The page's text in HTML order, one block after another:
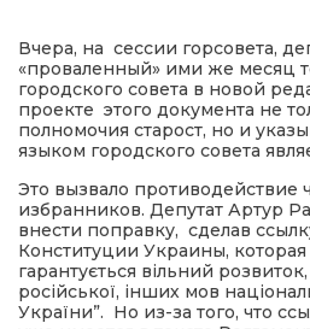
місія
Вчера, на сессии горсовета,
«проваленный» ими же месяц
городского совета в новой
проекте этого документа не
полномочия старост, но и
языком городского совета
Это вызвало противодействие
избранников. Депутат Артур
внести поправку, сделав
Конституции Украины, которая
гарантується вільний
російської, інших мов
України”. Но из-за того, что